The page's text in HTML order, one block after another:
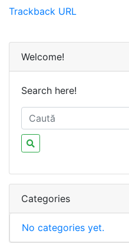
Trackback URL
Welcome!
Search here!
Categories
No categories yet.